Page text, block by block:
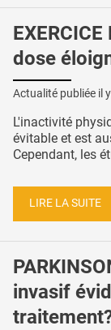
dose
Actualité publiée il
L'inactivité
évitable et est
Cependant, les
LIRE LA SUITE
invasif